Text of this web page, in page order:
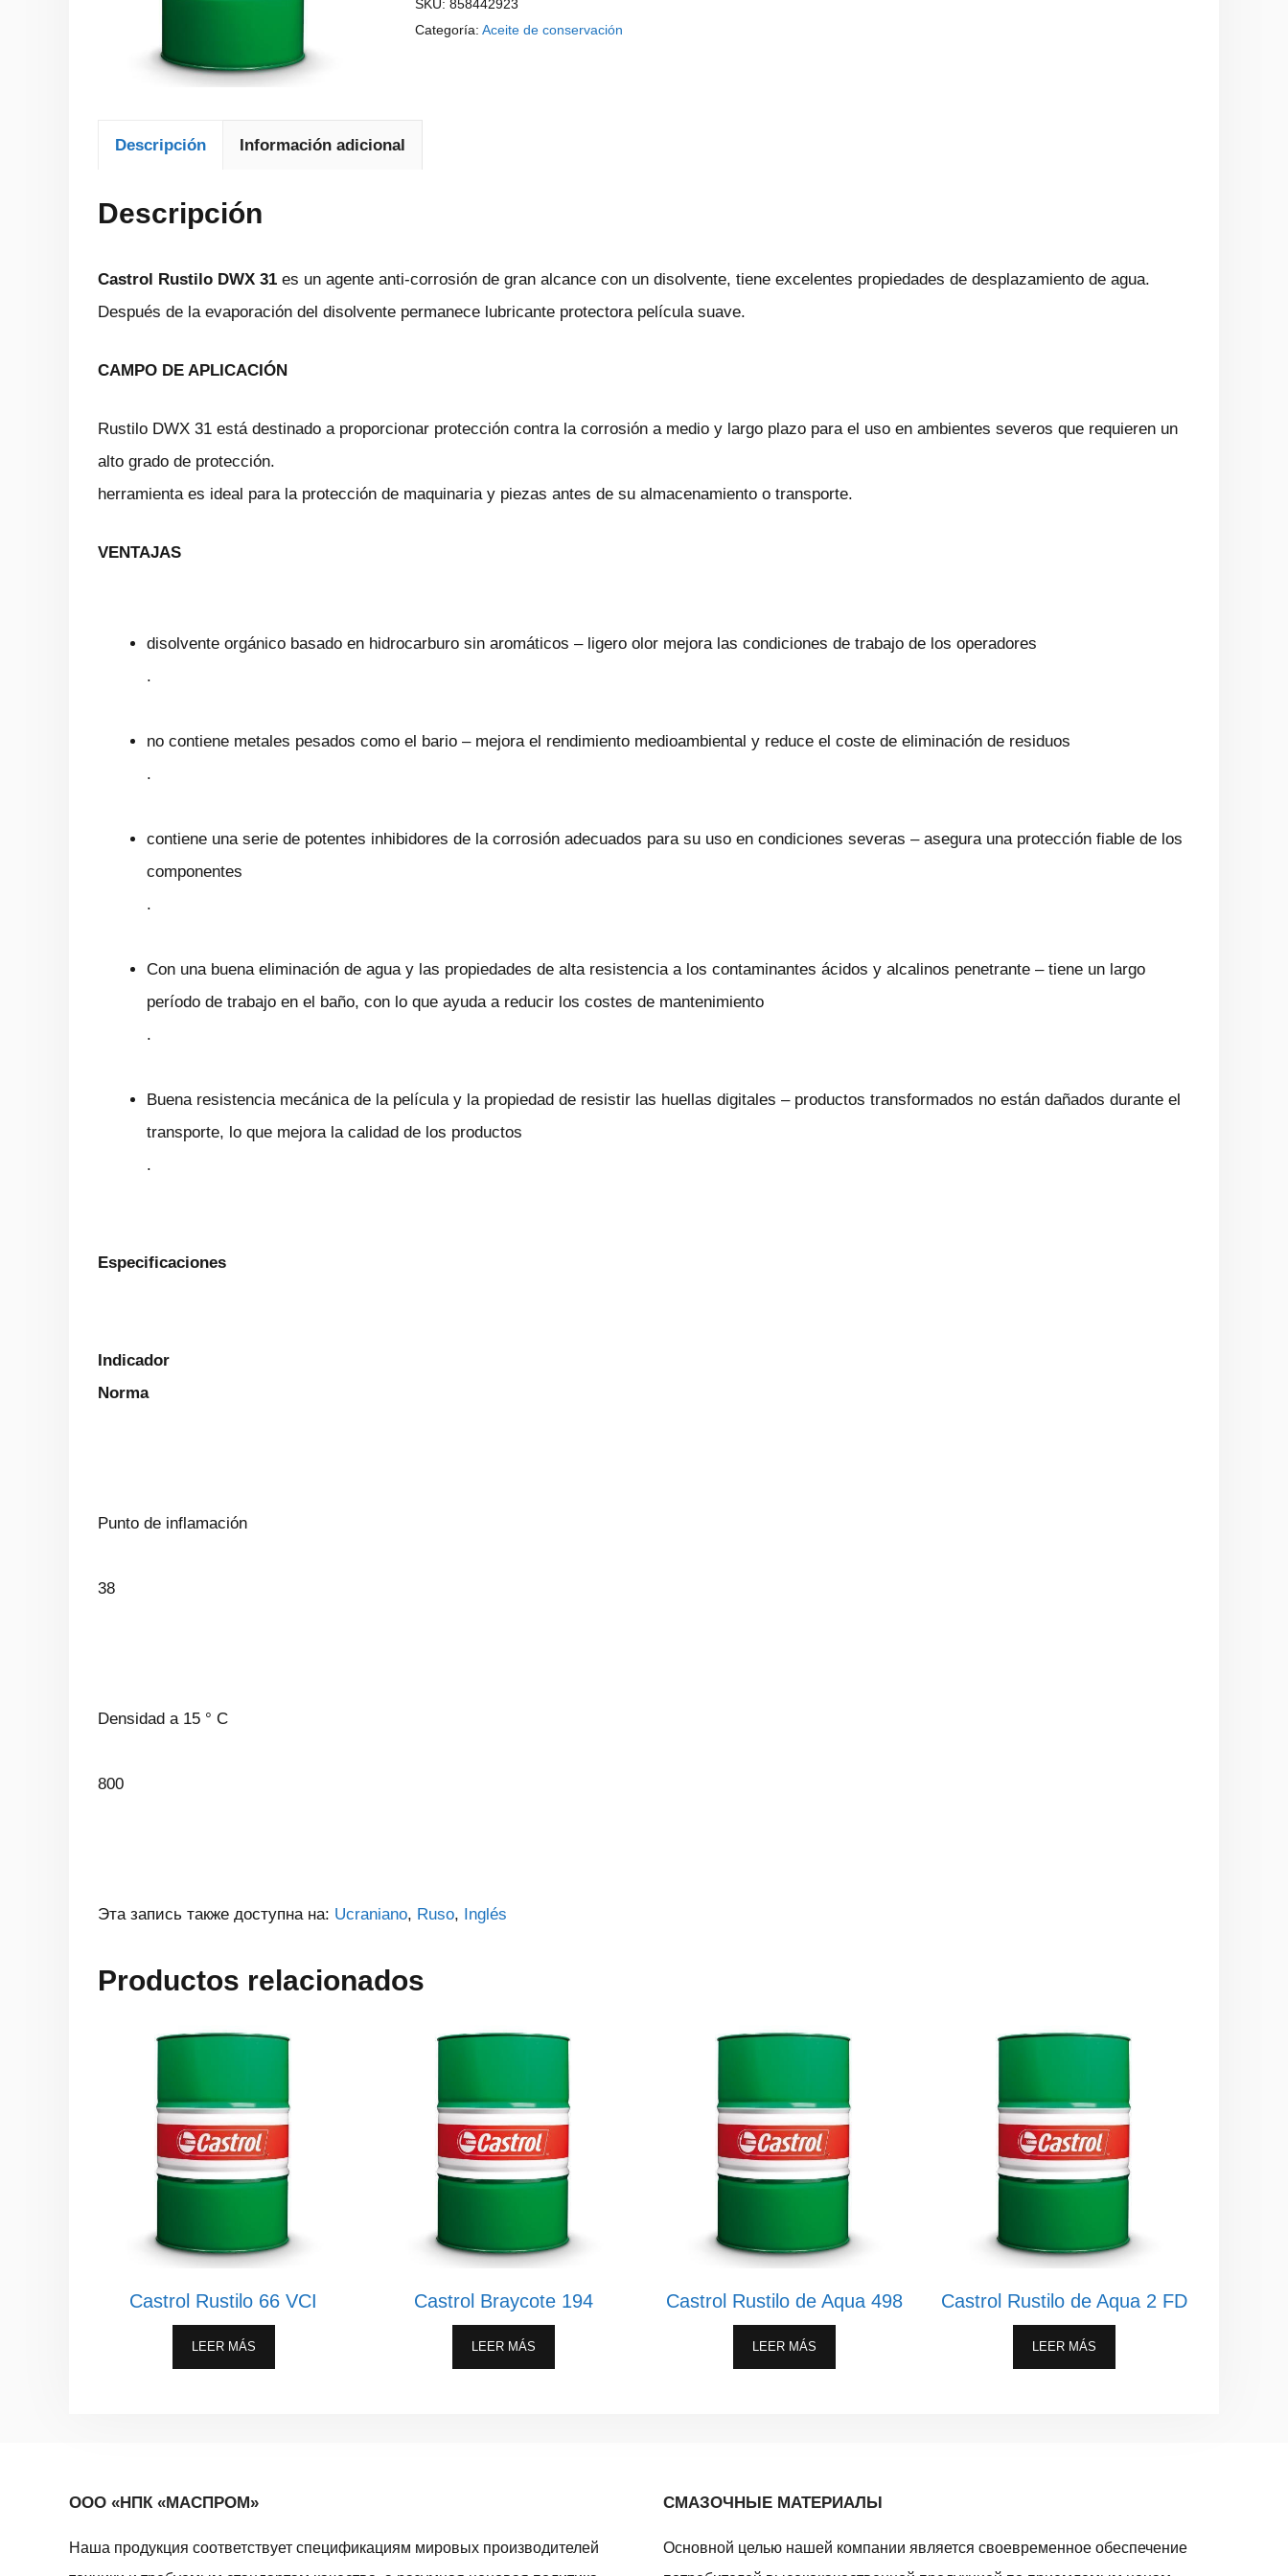
SKU: 858442923
Categoría: Aceite de conservación
Descripción Información adicional
Descripción
Castrol Rustilo DWX 31 es un agente anti-corrosión de gran alcance con un disolvente, tiene excelentes propiedades de desplazamiento de agua.
Después de la evaporación del disolvente permanece lubricante protectora película suave.
CAMPO DE APLICACIÓN
Rustilo DWX 31 está destinado a proporcionar protección contra la corrosión a medio y largo plazo para el uso en ambientes severos que requieren un
alto grado de protección.
herramienta es ideal para la protección de maquinaria y piezas antes de su almacenamiento o transporte.
VENTAJAS
disolvente orgánico basado en hidrocarburo sin aromáticos – ligero olor mejora las condiciones de trabajo de los operadores
.
no contiene metales pesados ​​como el bario – mejora el rendimiento medioambiental y reduce el coste de eliminación de residuos
.
contiene una serie de potentes inhibidores de la corrosión adecuados para su uso en condiciones severas – asegura una protección fiable de los
componentes
.
Con una buena eliminación de agua y las propiedades de alta resistencia a los contaminantes ácidos y alcalinos penetrante – tiene un largo
período de trabajo en el baño, con lo que ayuda a reducir los costes de mantenimiento
.
Buena resistencia mecánica de la película y la propiedad de resistir las huellas digitales – productos transformados no están dañados durante el
transporte, lo que mejora la calidad de los productos
.
Especificaciones
Indicador
Norma
Punto de inflamación
38
Densidad a 15 ° C
800
Эта запись также доступна на: Ucraniano Ruso Inglés
Productos relacionados
Castrol Rustilo 66 VCI
LEER MÁS
Castrol Braycote 194
LEER MÁS
Castrol Rustilo de Aqua 498
LEER MÁS
Castrol Rustilo de Aqua 2 FD
LEER MÁS
ООО «НПК «МАСПРОМ»
Наша продукция соответствует спецификациям мировых производителей
СМАЗОЧНЫЕ МАТЕРИАЛЫ
Основной целью нашей компании является своевременное обеспечение